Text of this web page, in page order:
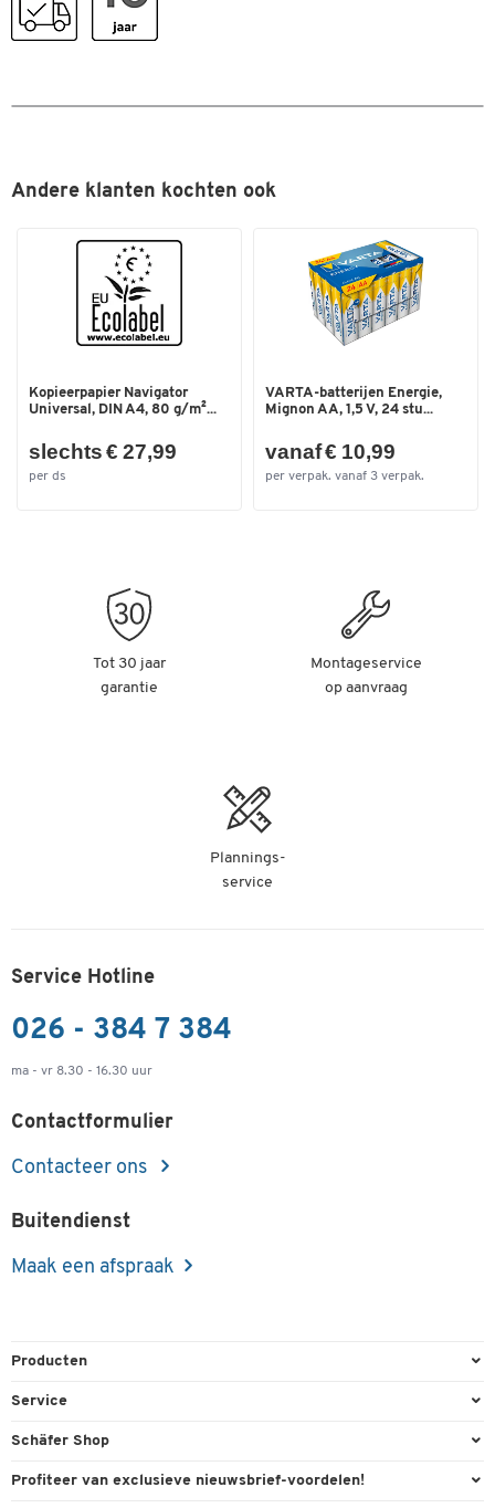
Kleuren
Andere klanten kochten ook
Kopieerpapier Navigator
Universal, DIN A4, 80 g/m²...
slechts € 27,99
per ds
VARTA-batterijen Energie,
Mignon AA, 1,5 V, 24 stu...
vanaf € 10,99
per verpak. vanaf 3 verpak.
Tot 30 jaar
garantie
Montageservice
op aanvraag
Plannings-
service
Service Hotline
026 - 384 7 384
ma - vr 8.30 - 16.30 uur
Contactformulier
Contacteer ons
Buitendienst
Maak een afspraak
Producten
Kantoorbenodigdheden
Service
Bestelling herroepen
Schäfer Shop
Algemene voorwaarden
Profiteer van exclusieve nieuwsbrief-voordelen!